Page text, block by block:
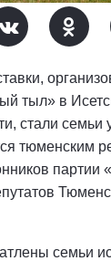
тыл» в
стали семьи
тюменским
партии
семьи